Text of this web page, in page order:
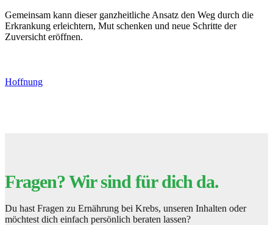
Gemeinsam kann dieser ganzheitliche Ansatz den Weg durch die
Erkrankung erleichtern, Mut schenken und neue Schritte der
Zuversicht eröffnen.
Hoffnung
Fragen? Wir sind für dich da.
Du hast Fragen zu Ernährung bei Krebs, unseren Inhalten oder
möchtest dich einfach persönlich beraten lassen?